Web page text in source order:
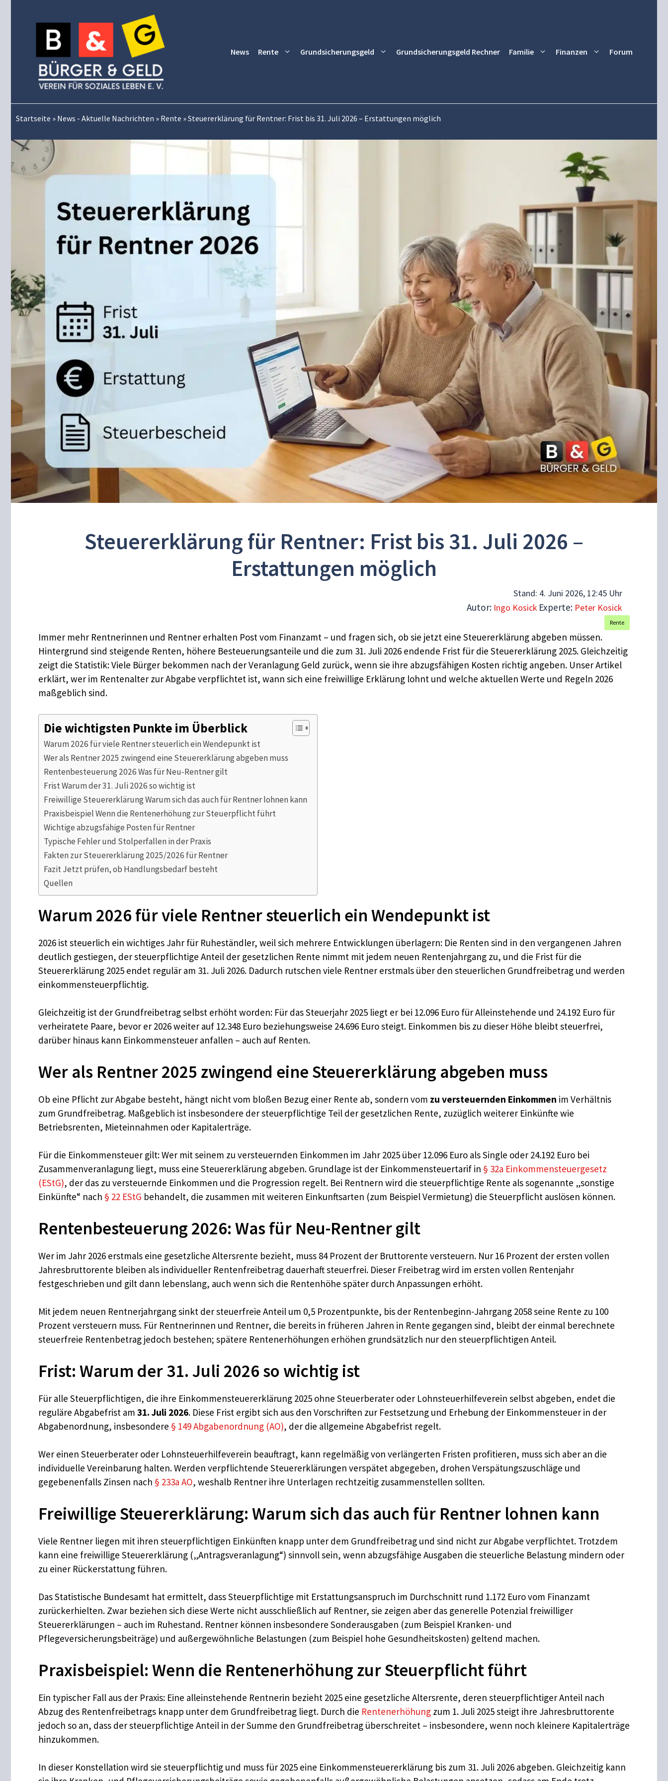
News Rente Grundsicherungsgeld Grundsicherungsgeld Rechner Familie Finanzen Forum
Startseite » News - Aktuelle Nachrichten » Rente »Steuererklärung für Rentner: Frist bis 31. Juli 2026 – Erstattungen möglich
Steuererklärung für Rentner: Frist bis 31. Juli 2026 –
Erstattungen möglich
Stand: 4. Juni 2026, 12:45 Uhr
Autor: Ingo Kosick Experte: Peter Kosick
Rente
Immer mehr Rentnerinnen und Rentner erhalten Post vom Finanzamt – und fragen sich, ob sie jetzt eine Steuererklärung abgeben müssen.
Hintergrund sind steigende Renten, höhere Besteuerungsanteile und die zum 31. Juli 2026 endende Frist für die Steuererklärung 2025. Gleichzeitig
zeigt die Statistik: Viele Bürger bekommen nach der Veranlagung Geld zurück, wenn sie ihre abzugsfähigen Kosten richtig angeben. Unser Artikel
erklärt, wer im Rentenalter zur Abgabe verpflichtet ist, wann sich eine freiwillige Erklärung lohnt und welche aktuellen Werte und Regeln 2026
maßgeblich sind.
Die wichtigsten Punkte im Überblick
Warum 2026 für viele Rentner steuerlich ein Wendepunkt ist
Wer als Rentner 2025 zwingend eine Steuererklärung abgeben muss
Rentenbesteuerung 2026 Was für Neu-Rentner gilt
Frist Warum der 31. Juli 2026 so wichtig ist
Freiwillige Steuererklärung Warum sich das auch für Rentner lohnen kann
Praxisbeispiel Wenn die Rentenerhöhung zur Steuerpflicht führt
Wichtige abzugsfähige Posten für Rentner
Typische Fehler und Stolperfallen in der Praxis
Fakten zur Steuererklärung 2025/2026 für Rentner
Fazit Jetzt prüfen, ob Handlungsbedarf besteht
Quellen
Warum 2026 für viele Rentner steuerlich ein Wendepunkt ist
2026 ist steuerlich ein wichtiges Jahr für Ruheständler, weil sich mehrere Entwicklungen überlagern: Die Renten sind in den vergangenen Jahren
deutlich gestiegen, der steuerpflichtige Anteil der gesetzlichen Rente nimmt mit jedem neuen Rentenjahrgang zu, und die Frist für die
Steuererklärung 2025 endet regulär am 31. Juli 2026. Dadurch rutschen viele Rentner erstmals über den steuerlichen Grundfreibetrag und werden
einkommensteuerpflichtig.
Gleichzeitig ist der Grundfreibetrag selbst erhöht worden: Für das Steuerjahr 2025 liegt er bei 12.096 Euro für Alleinstehende und 24.192 Euro für
verheiratete Paare, bevor er 2026 weiter auf 12.348 Euro beziehungsweise 24.696 Euro steigt. Einkommen bis zu dieser Höhe bleibt steuerfrei,
darüber hinaus kann Einkommensteuer anfallen – auch auf Renten.
Wer als Rentner 2025 zwingend eine Steuererklärung abgeben muss
Ob eine Pflicht zur Abgabe besteht, hängt nicht vom bloßen Bezug einer Rente ab, sondern vom zu versteuernden Einkommen im Verhältnis
zum Grundfreibetrag. Maßgeblich ist insbesondere der steuerpflichtige Teil der gesetzlichen Rente, zuzüglich weiterer Einkünfte wie
Betriebsrenten, Mieteinnahmen oder Kapitalerträge.
Für die Einkommensteuer gilt: Wer mit seinem zu versteuernden Einkommen im Jahr 2025 über 12.096 Euro als Single oder 24.192 Euro bei
Zusammenveranlagung liegt, muss eine Steuererklärung abgeben. Grundlage ist der Einkommensteuertarif in § 32a Einkommensteuergesetz
(EStG), der das zu versteuernde Einkommen und die Progression regelt. Bei Rentnern wird die steuerpflichtige Rente als sogenannte „sonstige
Einkünfte“ nach § 22 EStG behandelt, die zusammen mit weiteren Einkunftsarten (zum Beispiel Vermietung) die Steuerpflicht auslösen können.
Rentenbesteuerung 2026: Was für Neu-Rentner gilt
Wer im Jahr 2026 erstmals eine gesetzliche Altersrente bezieht, muss 84 Prozent der Bruttorente versteuern. Nur 16 Prozent der ersten vollen
Jahresbruttorente bleiben als individueller Rentenfreibetrag dauerhaft steuerfrei. Dieser Freibetrag wird im ersten vollen Rentenjahr
festgeschrieben und gilt dann lebenslang, auch wenn sich die Rentenhöhe später durch Anpassungen erhöht.
Mit jedem neuen Rentnerjahrgang sinkt der steuerfreie Anteil um 0,5 Prozentpunkte, bis der Rentenbeginn-Jahrgang 2058 seine Rente zu 100
Prozent versteuern muss. Für Rentnerinnen und Rentner, die bereits in früheren Jahren in Rente gegangen sind, bleibt der einmal berechnete
steuerfreie Rentenbetrag jedoch bestehen; spätere Rentenerhöhungen erhöhen grundsätzlich nur den steuerpflichtigen Anteil.
Frist: Warum der 31. Juli 2026 so wichtig ist
Für alle Steuerpflichtigen, die ihre Einkommensteuererklärung 2025 ohne Steuerberater oder Lohnsteuerhilfeverein selbst abgeben, endet die
reguläre Abgabefrist am 31. Juli 2026. Diese Frist ergibt sich aus den Vorschriften zur Festsetzung und Erhebung der Einkommensteuer in der
Abgabenordnung, insbesondere § 149 Abgabenordnung (AO), der die allgemeine Abgabefrist regelt.
Wer einen Steuerberater oder Lohnsteuerhilfeverein beauftragt, kann regelmäßig von verlängerten Fristen profitieren, muss sich aber an die
individuelle Vereinbarung halten. Werden verpflichtende Steuererklärungen verspätet abgegeben, drohen Verspätungszuschläge und
gegebenenfalls Zinsen nach § 233a AO, weshalb Rentner ihre Unterlagen rechtzeitig zusammenstellen sollten.
Freiwillige Steuererklärung: Warum sich das auch für Rentner lohnen kann
Viele Rentner liegen mit ihren steuerpflichtigen Einkünften knapp unter dem Grundfreibetrag und sind nicht zur Abgabe verpflichtet. Trotzdem
kann eine freiwillige Steuererklärung („Antragsveranlagung“) sinnvoll sein, wenn abzugsfähige Ausgaben die steuerliche Belastung mindern oder
zu einer Rückerstattung führen.
Das Statistische Bundesamt hat ermittelt, dass Steuerpflichtige mit Erstattungsanspruch im Durchschnitt rund 1.172 Euro vom Finanzamt
zurückerhielten. Zwar beziehen sich diese Werte nicht ausschließlich auf Rentner, sie zeigen aber das generelle Potenzial freiwilliger
Steuererklärungen – auch im Ruhestand. Rentner können insbesondere Sonderausgaben (zum Beispiel Kranken- und
Pflegeversicherungsbeiträge) und außergewöhnliche Belastungen (zum Beispiel hohe Gesundheitskosten) geltend machen.
Praxisbeispiel: Wenn die Rentenerhöhung zur Steuerpflicht führt
Ein typischer Fall aus der Praxis: Eine alleinstehende Rentnerin bezieht 2025 eine gesetzliche Altersrente, deren steuerpflichtiger Anteil nach
Abzug des Rentenfreibetrags knapp unter dem Grundfreibetrag liegt. Durch die Rentenerhöhung zum 1. Juli 2025 steigt ihre Jahresbruttorente
jedoch so an, dass der steuerpflichtige Anteil in der Summe den Grundfreibetrag überschreitet – insbesondere, wenn noch kleinere Kapitalerträge
hinzukommen.
In dieser Konstellation wird sie steuerpflichtig und muss für 2025 eine Einkommensteuererklärung bis zum 31. Juli 2026 abgeben. Gleichzeitig kann